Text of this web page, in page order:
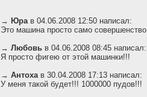
→ Юрав 04.06.2008 12:50 написал:
Это машина просто само
→ Любовь в 04.06.2008 08:45 написал:
Я просто фигею от этой машинки!!!
→ Антохав 30.04.2008 17:13 написал:
У меня такой будет!!! 1000000 пудов!!!